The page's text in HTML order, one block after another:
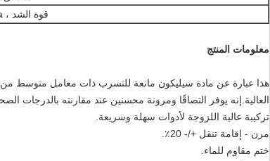
قوة الشد ، MPa
معلومات المنتج
هذا عبارة عن مادة سيليكون مانعة للتسرب ذات معامل متوسط
العالية.إنه يوفر التصاقًا ومرونة محسنين عند مقارنته بالدرجات
تركيبة عالية اللزوجة لأدوات سهلة وسريعة.
مرن - إقامة تنقل +/- 20٪.
ختم مقاوم للماء.